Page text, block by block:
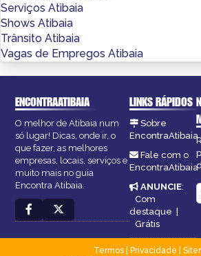
Serviços Atibaia
Shows Atibaia
Trânsito Atibaia
Vagas de Empregos Atibaia
ENCONTRAATIBAIA
O melhor de Atibaia num
só lugar! Dicas, onde ir, o
que fazer, as melhores
empresas, locais, serviços e
muito mais no guia
Encontra Atibaia.
LINKS RÁPIDOS
Sobre
EncontraAtibaia
Fale com o
EncontraAtibaia
ANUNCIE:
Com
destaque
Grátis
Termos| Privacidade